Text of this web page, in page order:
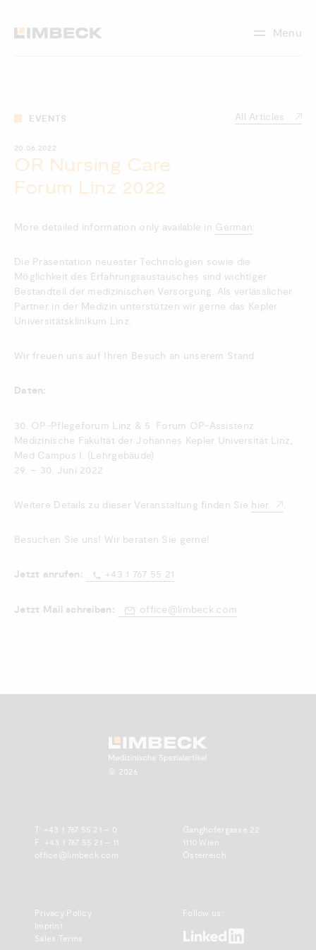
Menu
All Articles
EVENTS
20.06.2022
OR Nursing Care
Forum Linz 2022
More detailed information only available in German:
Die Präsentation neuester Technologien sowie die
Möglichkeit des Erfahrungsaustausches sind wichtiger
Bestandteil der medizinischen Versorgung. Als verlässlicher
Partner in der Medizin unterstützen wir gerne das Kepler
Universitätsklinikum Linz.
Wir freuen uns auf Ihren Besuch an unserem Stand.
Daten:
30. OP-Pflegeforum Linz & 5. Forum OP-Assistenz
Medizinische Fakultät der Johannes Kepler Universität Linz,
Med Campus I. (Lehrgebäude)
29. – 30. Juni 2022
Weitere Details zu dieser Veranstaltung finden Sie hier .
Besuchen Sie uns! Wir beraten Sie gerne!
Jetzt anrufen: +43 1 767 55 21
Jetzt Mail schreiben: office@limbeck.com
Zum Anfang scrollen.
© 2026
T: +43 1 767 55 21 – 0
F: +43 1 767 55 21 – 11
office@limbeck.com
Ganghofergasse 22
1110 Wien
Österreich
Privacy Policy
Imprint
Sales Terms
Follow us:
www.linkedin.com